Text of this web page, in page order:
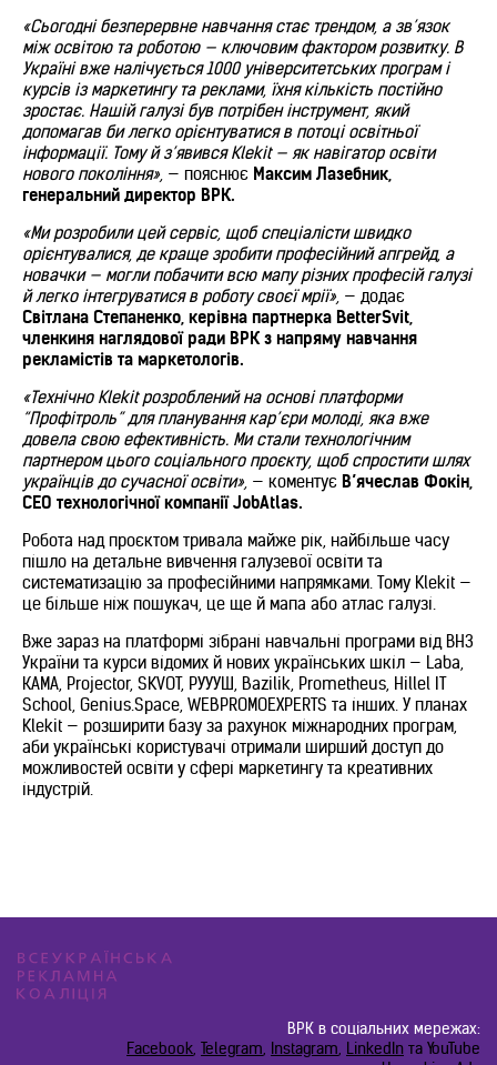
«Сьогодні безперервне навчання стає трендом, а зв’язок
між освітою та роботою — ключовим фактором розвитку. В
Україні вже налічується 1000 університетських програм і
курсів із маркетингу та реклами, їхня кількість постійно
зростає. Нашій галузі був потрібен інструмент, який
допомагав би легко орієнтуватися в потоці освітньої
інформації. Тому й з’явився Klekit — як навігатор освіти
нового покоління», — пояснює Максим Лазебник,
генеральний директор ВРК.
«Ми розробили цей сервіс, щоб спеціалісти швидко
орієнтувалися, де краще зробити професійний апгрейд, а
новачки — могли побачити всю мапу різних професій галузі
й легко інтегруватися в роботу своєї мрії», — додає
Світлана Степаненко, керівна партнерка BetterSvit,
членкиня наглядової ради ВРК з напряму навчання
рекламістів та маркетологів.
«Технічно Klekit розроблений на основі платформи
“Профітроль” для планування кар’єри молоді, яка вже
довела свою ефективність. Ми стали технологічним
партнером цього соціального проєкту, щоб спростити шлях
українців до сучасної освіти», — коментує В’ячеслав Фокін,
CEO технологічної компанії JobAtlas.
Робота над проєктом тривала майже рік, найбільше часу
пішло на детальне вивчення галузевої освіти та
систематизацію за професійними напрямками. Тому Klekit —
це більше ніж пошукач, це ще й мапа або атлас галузі.
Вже зараз на платформі зібрані навчальні програми від ВНЗ
України та курси відомих й нових українських шкіл — Laba,
КАМА, Projector, SKVOT, РУУУШ, Bazilik, Prometheus, Hillel IT
School, Genius.Space, WEBPROMOEXPERTS та інших. У планах
Klekit — розширити базу за рахунок міжнародних програм,
аби українські користувачі отримали ширший доступ до
можливостей освіти у сфері маркетингу та креативних
індустрій.
ВРК в соціальних мережах:
Facebook, Telegram, Instagram, LinkedIn та YouTube